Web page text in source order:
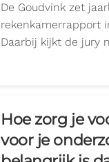
De Goudvink zet
rekenkamerrapport
Daarbij kijkt de jury
Hoe zorg je
voor je